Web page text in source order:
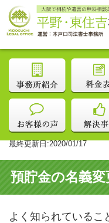
最終更新日:2020/01/17
預貯金の名義変
よく知られているこ